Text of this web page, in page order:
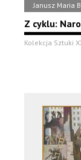
Janusz Maria
Z cyklu:
Kolekcja Sztuki